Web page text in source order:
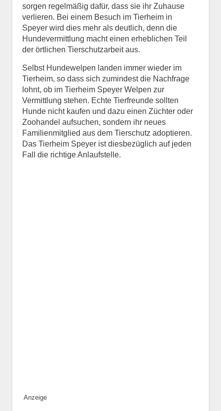
Informationen über das
Tier.
Art des Tiers*
sorgen regelmäßig dafür, dass sie ihr Zuhause
verlieren. Bei einem Besuch im Tierheim in
Speyer wird dies mehr als deutlich, denn die
Hundevermittlung macht einen erheblichen Teil
der örtlichen Tierschutzarbeit aus.
Selbst Hundewelpen landen immer wieder im
Tierheim, so dass sich zumindest die Nachfrage
lohnt, ob im Tierheim Speyer Welpen zur
Vermittlung stehen. Echte Tierfreunde sollten
Hunde nicht kaufen und dazu einen Züchter oder
Zoohandel aufsuchen, sondern ihr neues
Familienmitglied aus dem Tierschutz adoptieren.
Das Tierheim Speyer ist diesbezüglich auf jeden
Fall die richtige Anlaufstelle.
Anzeige